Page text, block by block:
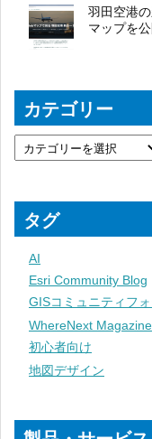
羽田空港
マップを
カテゴリー
タグ
AI
Esri Community Blog
GISコミュニティフ
WhereNext Magazine
初心者向け
地図デザイン